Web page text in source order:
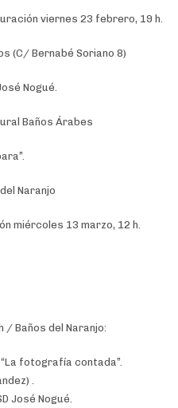
viernes 23 febrero, 19 h.
(C/ Bernabé Soriano 8)
Nogué.
Baños Árabes
Naranjo
miércoles 13 marzo, 12 h.
/ Baños del Naranjo:
fotografía contada”.
.
José Nogué.